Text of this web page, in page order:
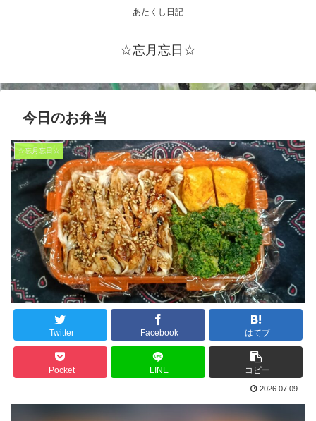
あたくし日記
☆忘月忘日☆
今日のお弁当
☆忘月忘日☆
Twitter Facebook はてブ
Pocket LINE コピー
2026.07.09